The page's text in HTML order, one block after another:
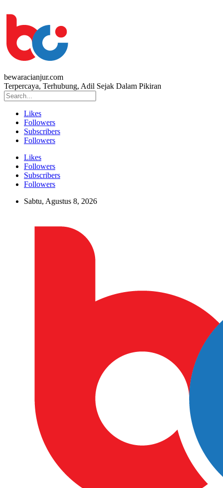
bewaracianjur.com
Terpercaya, Terhubung, Adil Sejak Dalam Pikiran
Likes
Followers
Subscribers
Followers
Likes
Followers
Subscribers
Followers
Sabtu, Agustus 8, 2026